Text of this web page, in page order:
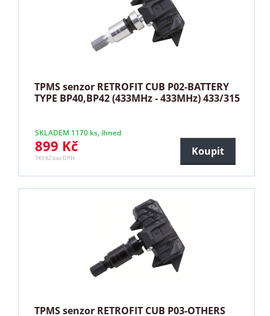
TPMS senzor RETROFIT CUB P02-BATTERY
TYPE BP40,BP42 (433MHz - 433MHz) 433/315
SKLADEM 1170 ks, ihned
899 Kč
743 Kč bez DPH
Koupit
TPMS senzor RETROFIT CUB P03-OTHERS